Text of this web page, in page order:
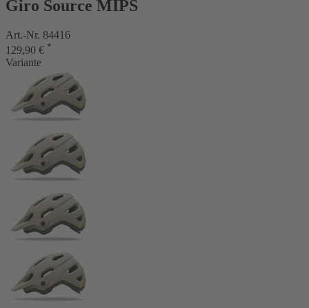
Giro Source MIPS
Art.-Nr. 84416
129,90 € *
Variante